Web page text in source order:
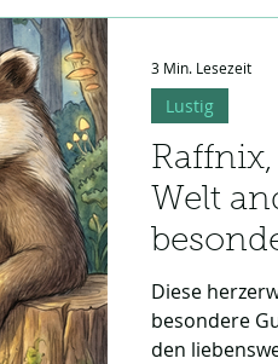
beiden
Welt
Diese
besondere
den
Lustig
3 Min. Lesezeit